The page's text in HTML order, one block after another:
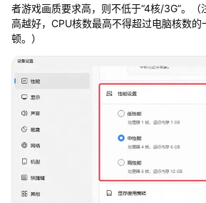
者游戏画质要求高，则不低于“4核/3G”。
高越好，CPU核数最高不得超过电脑核数的
顿。）